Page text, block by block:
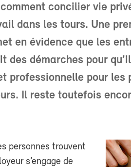
concilier vie
dans les tours. Une
en évidence que les
des démarches pour
professionnelle pour les
Il reste toutefois
personnes trouvent
s’engage de